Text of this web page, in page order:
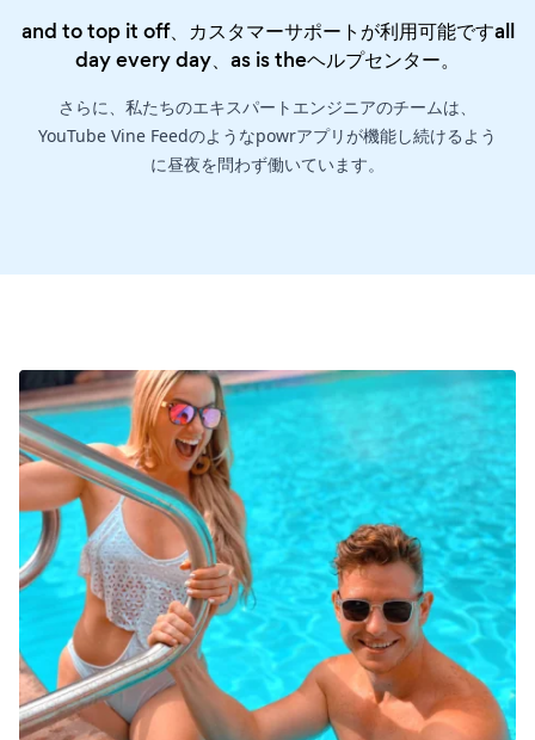
and to top it off、カスタマーサポートが利用可能ですall
day every day、as is theヘルプセンター。
さらに、私たちのエキスパートエンジニアのチームは、
YouTube Vine Feedのようなpowrアプリが機能し続けるよう
に昼夜を問わず働いています。